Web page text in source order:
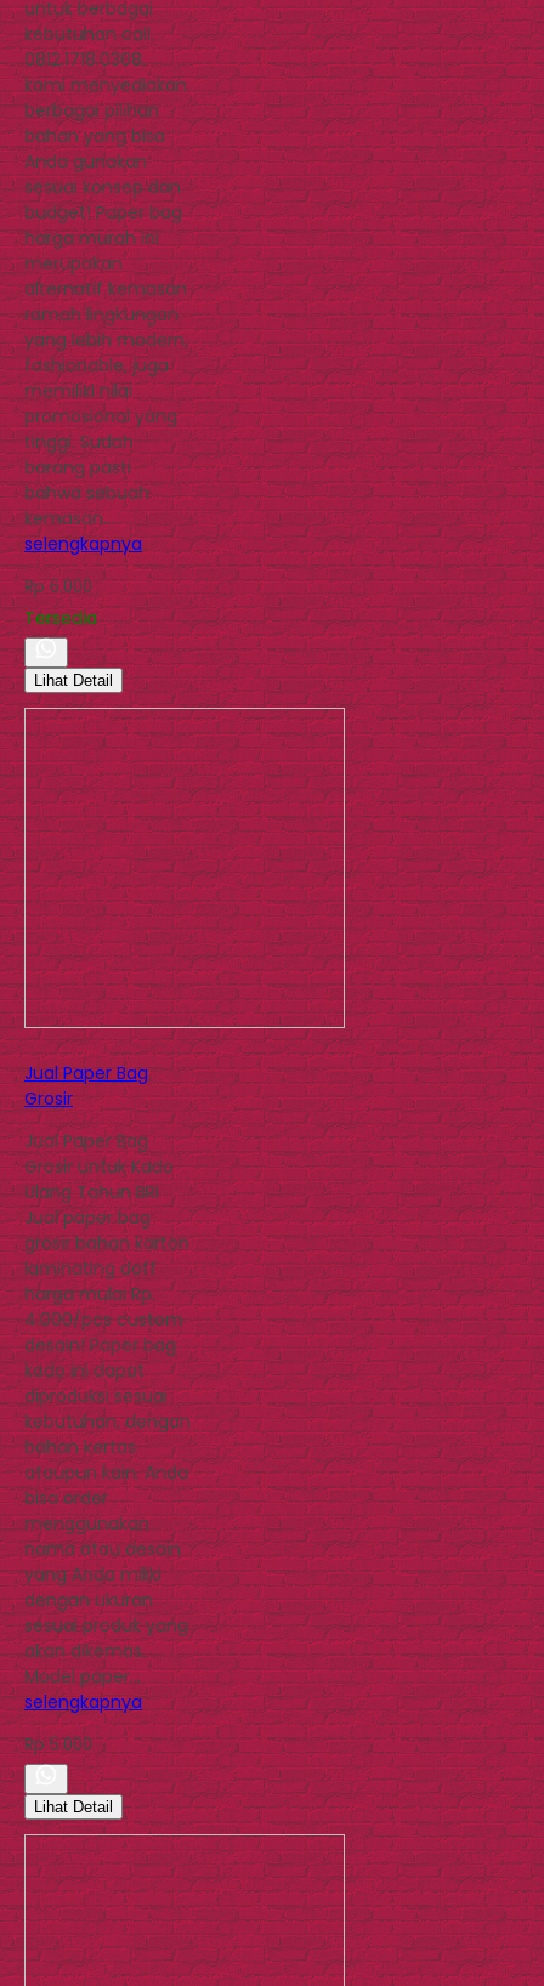
untuk berbagai
kebutuhan call.
0812.1718.0308.
kami menyediakan
berbagai pilihan
bahan yang bisa
Anda gunakan
sesuai konsep dan
budget! Paper bag
harga murah ini
merupakan
alternatif kemasan
ramah lingkungan
yang lebih modern,
fashionable, juga
memiliki nilai
promosional yang
tinggi. Sudah
barang pasti
bahwa sebuah
kemasan…
selengkapnya
Rp 6.000
Tersedia
Lihat Detail
Jual Paper Bag
Grosir
Jual Paper Bag
Grosir untuk Kado
Ulang Tahun BRI
Jual paper bag
grosir bahan karton
laminating doff
harga mulai Rp.
4.000/pcs custom
desain! Paper bag
kado ini dapat
diproduksi sesuai
kebutuhan, dengan
bahan kertas
ataupun kain. Anda
bisa order
menggunakan
nama atau desain
yang Anda miliki
dengan ukuran
sesuai produk yang
akan dikemas.
Model paper…
selengkapnya
Rp 5.000
Lihat Detail